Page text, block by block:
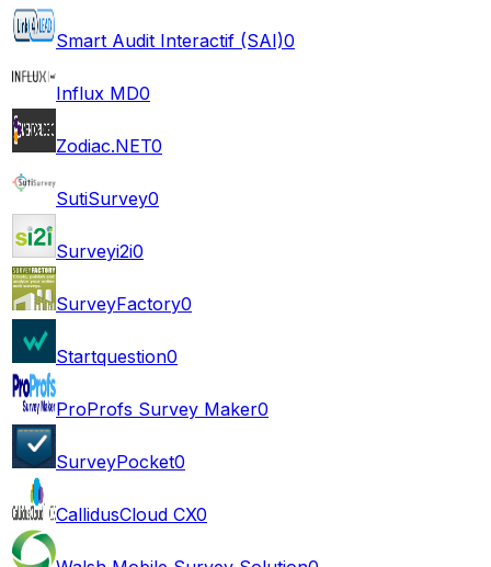
Smart Audit Interactif (SAI)0
Influx MD0
Zodiac.NET0
SutiSurvey0
Surveyi2i0
SurveyFactory0
Startquestion0
ProProfs Survey Maker0
SurveyPocket0
CallidusCloud CX0